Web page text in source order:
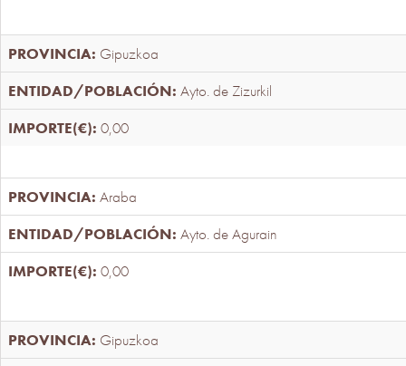
Gipuzkoa
Ayto. de Zizurkil
0,00
Araba
Ayto. de Agurain
0,00
Gipuzkoa